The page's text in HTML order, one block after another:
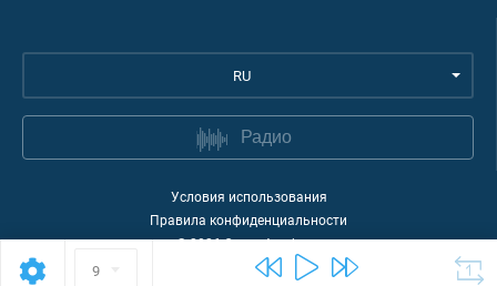
9
RU
Радио
Условия использования
Правила конфиденциальности
©2026Quran Academy